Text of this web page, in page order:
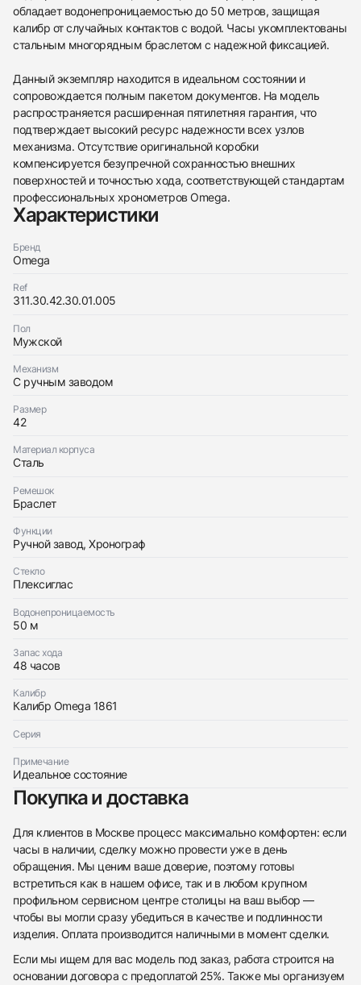
438
285
145
142
205
204
195
150
6
обладает водонепроницаемостью до 50 метров, защищая
калибр от случайных контактов с водой. Часы укомплектованы
стальным многорядным браслетом с надежной фиксацией.
Данный экземпляр находится в идеальном состоянии и
сопровождается полным пакетом документов. На модель
распространяется расширенная пятилетняя гарантия, что
подтверждает высокий ресурс надежности всех узлов
механизма. Отсутствие оригинальной коробки
компенсируется безупречной сохранностью внешних
поверхностей и точностью хода, соответствующей стандартам
профессиональных хронометров Omega.
Характеристики
Бренд
Omega
Ref
311.30.42.30.01.005
Пол
Мужской
Механизм
С ручным заводом
Размер
42
Материал корпуса
Сталь
Ремешок
Браслет
Функции
Ручной завод, Хронограф
Стекло
Плексиглас
Водонепроницаемость
50 м
Запас хода
48 часов
Калибр
Калибр Omega 1861
Серия
Примечание
Идеальное состояние
Покупка и доставка
Для клиентов в Москве процесс максимально комфортен: если
часы в наличии, сделку можно провести уже в день
обращения. Мы ценим ваше доверие, поэтому готовы
встретиться как в нашем офисе, так и в любом крупном
профильном сервисном центре столицы на ваш выбор —
чтобы вы могли сразу убедиться в качестве и подлинности
изделия. Оплата производится наличными в момент сделки.
Если мы ищем для вас модель под заказ, работа строится на
основании договора с предоплатой 25%. Также мы организуем
Купить эти часы
Оставьте ваши контактные данные и мы свяжемся
с вами
Chronograph 42 Mm
Трейд-ин часов
Оставьте ваши контактные данные и мы свяжемся
$5,400